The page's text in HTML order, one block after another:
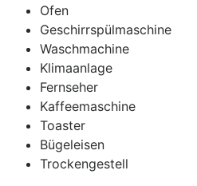
Ofen
Geschirrspülmaschine
Waschmachine
Klimaanlage
Fernseher
Kaffeemaschine
Toaster
Bügeleisen
Trockengestell